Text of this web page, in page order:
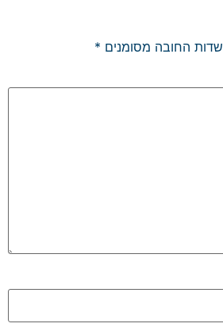
שדות החובה מסומנים *